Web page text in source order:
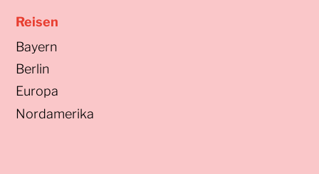
Reisen
Bayern
Berlin
Europa
Nordamerika